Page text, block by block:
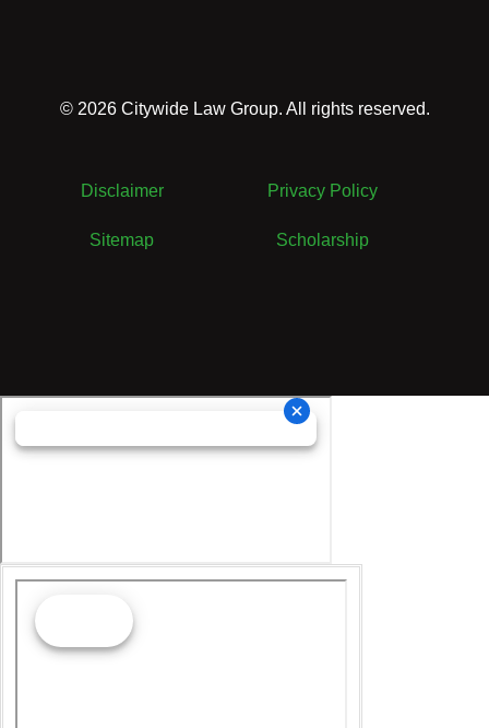
© 2026Citywide Law Group. All rights reserved.
Disclaimer Privacy Policy
Sitemap Scholarship